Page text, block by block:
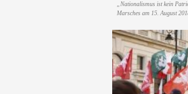
„Nationalismus ist kein
Marsches am 15. August